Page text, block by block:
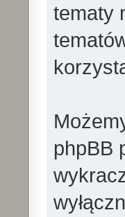
tematy
phpBB